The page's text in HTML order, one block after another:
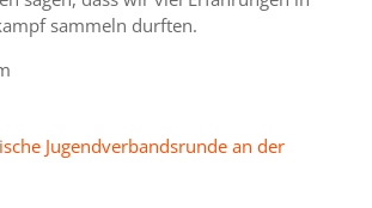
sammeln durften.